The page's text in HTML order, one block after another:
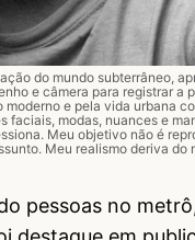
do mundo subterrâneo,
e câmera para registrar a
e pela vida urbana
faciais, modas, nuances e
Meu objetivo não é
Meu realismo deriva do
pessoas no